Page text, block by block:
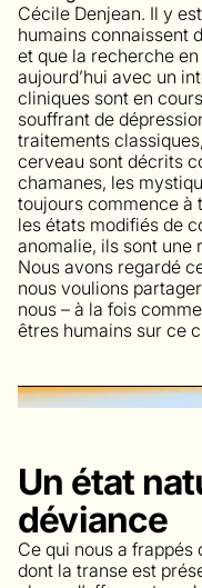
Cécile Denjean. Il y
humains connaissent
et que la recherche
aujourd’hui avec un
cliniques sont en
souffrant de
traitements
cerveau sont décrits
chamanes, les
toujours commence à
les états modifiés de
anomalie, ils sont une
Nous avons regardé
nous voulions
nous – à la fois
êtres humains sur ce
Un état
déviance
Ce qui nous a frappés
dont la transe est